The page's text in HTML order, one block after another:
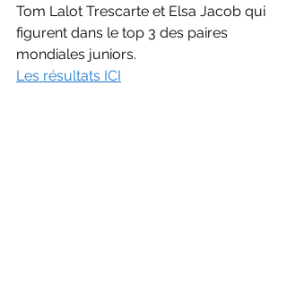
Tom Lalot Trescarte et Elsa Jacob qui
figurent dans le top 3 des paires
mondiales juniors.
Les résultats ICI